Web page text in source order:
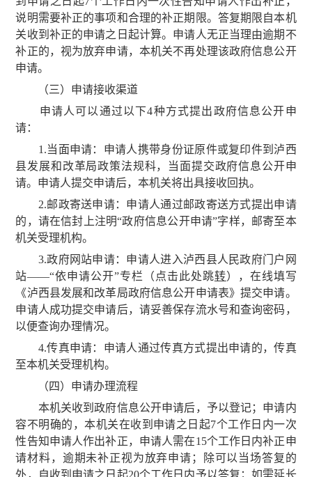
说明需要补正的事项和合理的补正期限。答复期限自本机
关收到补正的申请之日起计算。申请人无正当理由逾期不
补正的，视为放弃申请，本机关不再处理该政府信息公开
申请。
（三）申请接收渠道
申请人可以通过以下4种方式提出政府信息公开申
请：
1.当面申请：申请人携带身份证原件或复印件到泸西
县发展和改革局政策法规科，当面提交政府信息公开申
请。申请人提交申请后，本机关将出具接收回执。
2.邮政寄送申请：申请人通过邮政寄送方式提出申请
的，请在信封上注明“政府信息公开申请”字样，邮寄至本
机关受理机构。
3.政府网站申请：申请人进入泸西县人民政府门户网
站——“依申请公开”专栏（ 点击此处跳转），在线填写
《泸西县发展和改革局政府信息公开申请表》提交申请。
申请人成功提交申请后，请妥善保存流水号和查询密码，
以便查询办理情况。
4.传真申请：申请人通过传真方式提出申请的，传真
至本机关受理机构。
（四）申请办理流程
本机关收到政府信息公开申请后，予以登记；申请内
容不明确的，本机关在收到申请之日起7个工作日内一次
性告知申请人作出补正，申请人需在15个工作日内补正申
请材料，逾期未补正视为放弃申请；除可以当场答复的